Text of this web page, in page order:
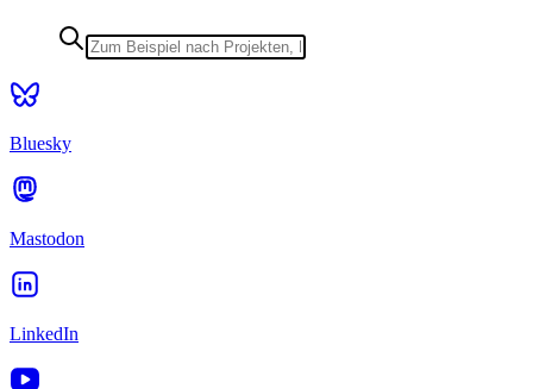
Bluesky
Mastodon
LinkedIn